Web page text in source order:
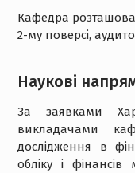
Кафедра
2-му поверсі,
Науковi
За заявками
викладачами
дослідження в
обліку і